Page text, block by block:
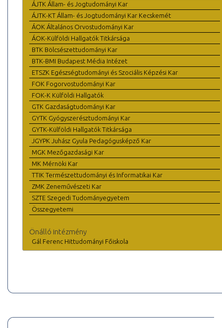
ÁJTK Állam- és Jogtudományi Kar
ÁJTK-KT Állam- és Jogtudományi Kar Kecskemét
ÁOK Általános Orvostudományi Kar
ÁOK-Külföldi Hallgatók Titkársága
BTK Bölcsészettudományi Kar
BTK-BMI Budapest Média Intézet
ETSZK Egészségtudományi és Szociális Képzési Kar
FOK Fogorvostudományi Kar
FOK-K Külföldi Hallgatók
GTK Gazdaságtudományi Kar
GYTK Gyógyszerésztudományi Kar
GYTK-Külföldi Hallgatók Titkársága
JGYPK Juhász Gyula Pedagógusképző Kar
MGK Mezőgazdasági Kar
MK Mérnöki Kar
TTIK Természettudományi és Informatikai Kar
ZMK Zeneművészeti Kar
SZTE Szegedi Tudományegyetem
Összegyetemi
Önálló intézmény
Gál Ferenc Hittudományi Főiskola